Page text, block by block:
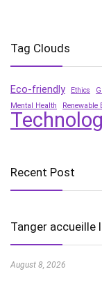
Tag Clouds
Eco-friendly Ethics
Mental Health
Renewable
Recent Post
Tanger accueille
August 8, 2026